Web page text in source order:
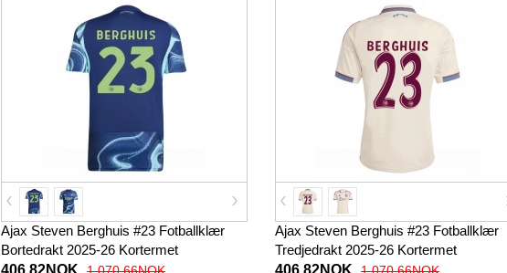
Ajax Steven Berghuis #23 Fotballklær
Bortedrakt 2025-26 Kortermet
406.82NOK
Ajax Steven Berghuis #23 Fotballklær
Tredjedrakt 2025-26 Kortermet
406.82NOK